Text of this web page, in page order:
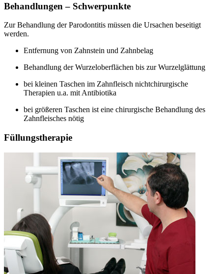
Behandlungen – Schwerpunkte
Zur Behandlung der Parodontitis müssen die Ursachen beseitigt
werden.
Entfernung von Zahnstein und Zahnbelag
Behandlung der Wurzeloberflächen bis zur Wurzelglättung
bei kleinen Taschen im Zahnfleisch nichtchirurgische
Therapien u.a. mit Antibiotika
bei größeren Taschen ist eine chirurgische Behandlung des
Zahnfleisches nötig
Füllungstherapie